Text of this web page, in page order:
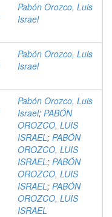
Pabón Orozco, Luis
Israel
Pabón Orozco, Luis
Israel
Pabón Orozco, Luis
Israel; PABÓN
OROZCO, LUIS
ISRAEL; PABÓN
OROZCO, LUIS
ISRAEL; PABÓN
OROZCO, LUIS
ISRAEL; PABÓN
OROZCO, LUIS
ISRAEL